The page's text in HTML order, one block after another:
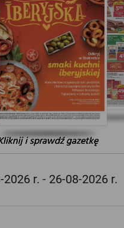
i sprawdź gazetkę
2026 r. - 26-08-2026 r.
i sprawdź gazetkę
i sprawdź gazetkę